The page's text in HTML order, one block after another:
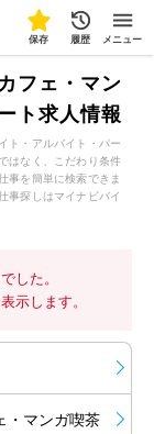
保存 履歴 メニュー
フェ・マン
ト求人情報
ト・アルバイト・パー
はなく、こだわり条件
事を簡単に検索できま
事探しはマイナビバイ
した。
示します。
・マンガ喫茶